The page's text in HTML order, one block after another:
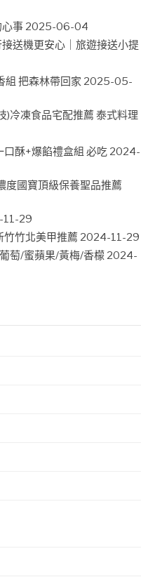
事 2025-06-04
送機更安心｜旅遊接送小提
組 把森林帶回家 2025-05-
)冷凍食品宅配推薦 泰式料理
口酥+爆餡禮盒組 必吃 2024-
度國寶頂級保養聖品推薦
29
竹竹北美甲推薦 2024-11-29
萄/蜜蘋果/黃梅/香檬 2024-